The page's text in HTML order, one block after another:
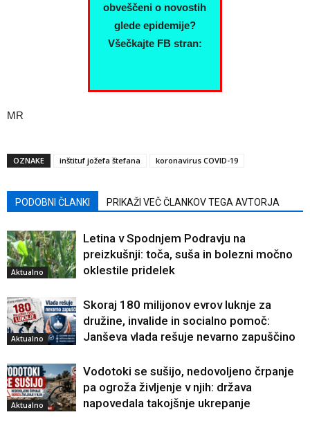
obveščeni o novostih
glede epidemije?
Všečkajte FB stran:
MR
OZNAKE inštituf jožefa štefana koronavirus COVID-19
PODOBNI ČLANKI PRIKAŽI VEČ ČLANKOV TEGA AVTORJA
Aktualno
Letina v Spodnjem Podravju na
preizkušnji: toča, suša in bolezni močno
oklestile pridelek
Aktualno
Skoraj 180 milijonov evrov luknje za
družine, invalide in socialno pomoč:
Janševa vlada rešuje nevarno zapuščino
Aktualno
Vodotoki se sušijo, nedovoljeno črpanje
pa ogroža življenje v njih: država
napovedala takojšnje ukrepanje